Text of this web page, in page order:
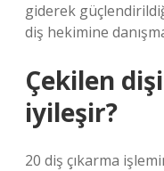
giderek
diş hekimine
Çekilen
iyileşir?
20 diş çıkarma